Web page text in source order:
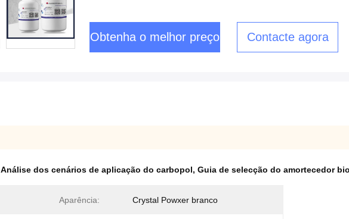
Obtenha o melhor preço Contacte agora
Análise dos cenários de aplicação do carbopol, Guia de selecção do amortecedor
Aparência: Crystal Powxer branco